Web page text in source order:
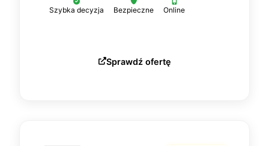
Szybka decyzja Bezpieczne Online
Sprawdź ofertę